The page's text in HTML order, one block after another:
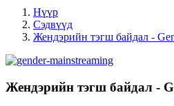
Нүүр
Сэдвүүд
Жендэрийн тэгш байдал -
Жендэрийн тэгш байдал -